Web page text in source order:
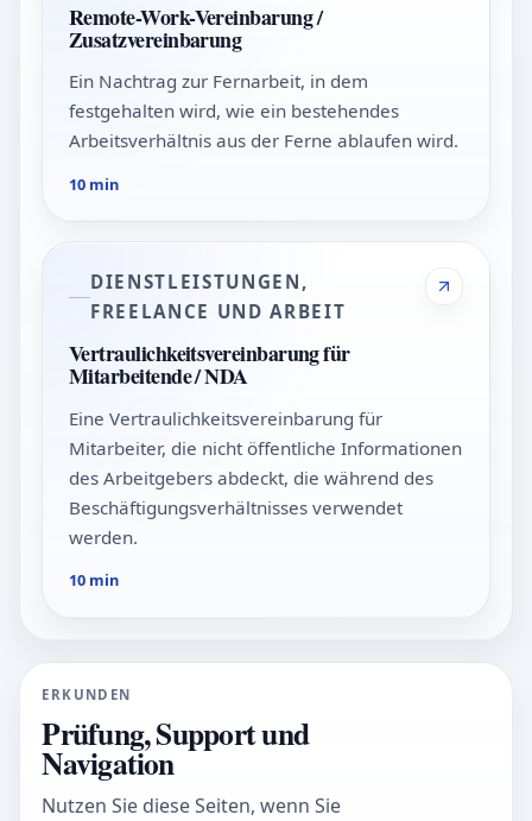
Remote-Work-Vereinbarung /
Zusatzvereinbarung
Ein Nachtrag zur Fernarbeit, in dem
festgehalten wird, wie ein bestehendes
Arbeitsverhältnis aus der Ferne ablaufen wird.
10 min
DIENSTLEISTUNGEN,
FREELANCE UND ARBEIT
Vertraulichkeitsvereinbarung für
Mitarbeitende / NDA
Eine Vertraulichkeitsvereinbarung für
Mitarbeiter, die nicht öffentliche Informationen
des Arbeitgebers abdeckt, die während des
Beschäftigungsverhältnisses verwendet
werden.
10 min
ERKUNDEN
Prüfung, Support und
Navigation
Nutzen Sie diese Seiten, wenn Sie